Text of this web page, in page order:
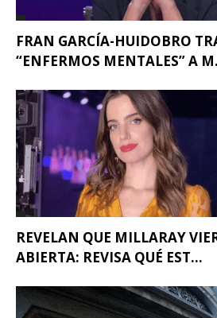
FRAN GARCÍA-HUIDOBRO
“ENFERMOS MENTALES” A
REVELAN QUE MILLARAY
ABIERTA: REVISA QUÉ EST...